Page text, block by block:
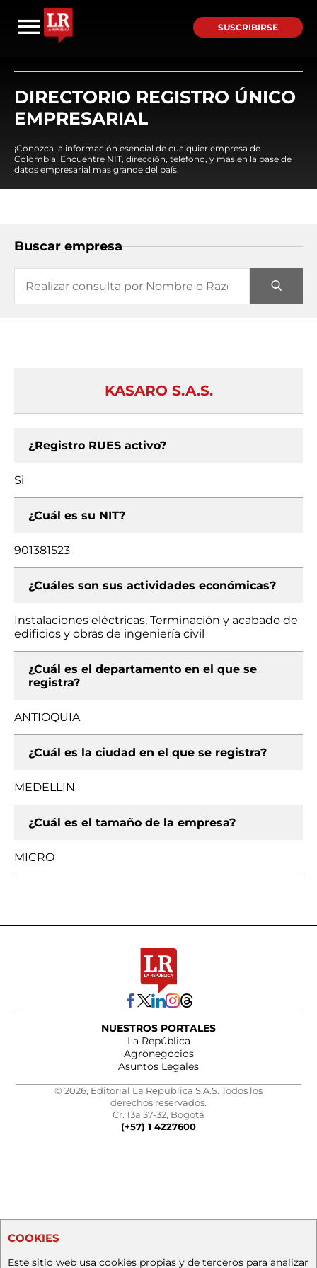
SUSCRIBIRSE
DIRECTORIO REGISTRO ÚNICO
EMPRESARIAL
¡Conozca la información esencial de cualquier empresa de
Colombia! Encuentre NIT, dirección, teléfono, y mas en la base de
datos empresarial mas grande del país.
Buscar empresa
KASARO S.A.S.
¿Registro RUES activo?
Si
¿Cuál es su NIT?
901381523
¿Cuáles son sus actividades económicas?
Instalaciones eléctricas, Terminación y acabado de
edificios y obras de ingeniería civil
¿Cuál es el departamento en el que se
registra?
ANTIOQUIA
¿Cuál es la ciudad en el que se registra?
MEDELLIN
¿Cuál es el tamaño de la empresa?
MICRO
NUESTROS PORTALES
La República
Agronegocios
Asuntos Legales
© 2026, Editorial La República S.A.S. Todos los
derechos reservados.
Cr. 13a 37-32, Bogotá
(+57) 1 4227600
COOKIES
Este sitio web usa cookies propias y de terceros para analizar